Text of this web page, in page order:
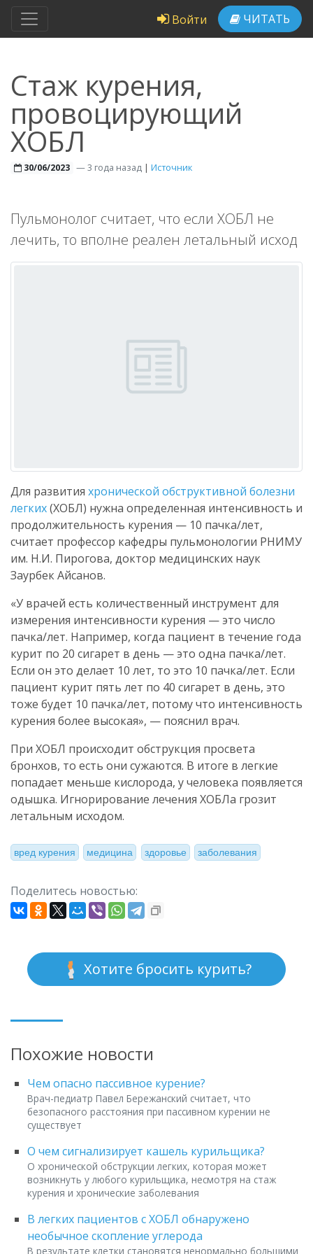
Войти ЧИТАТЬ
Стаж курения,
провоцирующий
ХОБЛ
30/06/2023 —3 года назад | Источник
Пульмонолог считает, что если ХОБЛ не
лечить, то вполне реален летальный исход
Для развития хронической обструктивной болезни
легких(ХОБЛ) нужна определенная интенсивность и
продолжительность курения — 10 пачка/лет,
считает профессор кафедры пульмонологии РНИМУ
им. Н.И. Пирогова, доктор медицинских наук
Заурбек Айсанов.
«У врачей есть количественный инструмент для
измерения интенсивности курения — это число
пачка/лет. Например, когда пациент в течение года
курит по 20 сигарет в день — это одна пачка/лет.
Если он это делает 10 лет, то это 10 пачка/лет. Если
пациент курит пять лет по 40 сигарет в день, это
тоже будет 10 пачка/лет, потому что интенсивность
курения более высокая», — пояснил врач.
При ХОБЛ происходит обструкция просвета
бронхов, то есть они сужаются. В итоге в легкие
попадает меньше кислорода, у человека появляется
одышка. Игнорирование лечения ХОБЛа грозит
летальным исходом.
вред курения медицина здоровье заболевания
Поделитесь новостью:
Хотите бросить курить?
Похожие новости
Чем опасно пассивное курение?
Врач-педиатр Павел Бережанский считает, что
безопасного расстояния при пассивном курении не
существует
О чем сигнализирует кашель курильщика?
О хронической обструкции легких, которая может
возникнуть у любого курильщика, несмотря на стаж
курения и хронические заболевания
В легких пациентов с ХОБЛ обнаружено
необычное скопление углерода
В результате клетки становятся ненормально большими